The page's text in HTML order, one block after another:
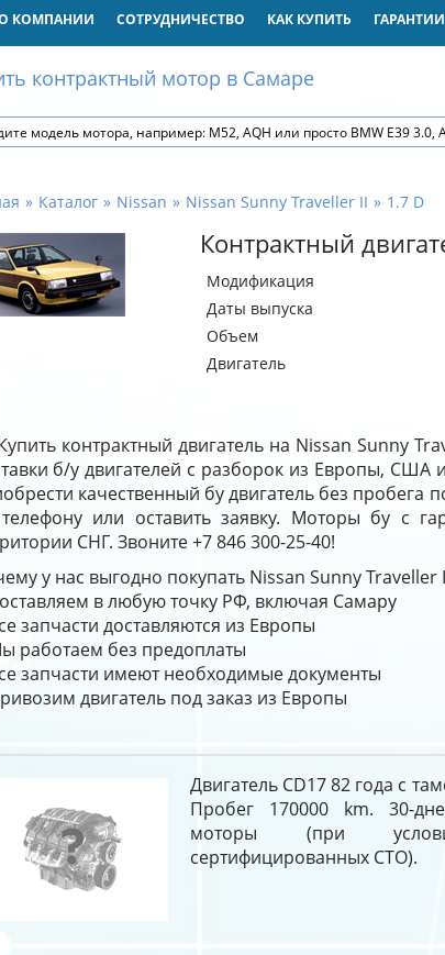
КОМПАНИИ СОТРУДНИЧЕСТВО КАК КУПИТЬ ГАРАНТИИ
контрактный мотор в Самаре
Каталог Nissan Nissan Sunny Traveller II 1.7 D
Контрактный
Модификация
Даты выпуска
Объем
Двигатель
контрактный двигатель на Nissan Sunny
б/у двигателей с разборок из Европы,
качественный бу двигатель без
или оставить заявку. Моторы бу с
СНГ. Звоните +7 846 300-25-40!
у нас выгодно покупать Nissan Sunny
в любую точку РФ, включая Самару
запчасти доставляются из Европы
работаем без предоплаты
запчасти имеют необходимые документы
двигатель под заказ из Европы
Двигатель CD17 82 года с
Пробег 170000 km. 30-
моторы (при
сертифицированных СТО).